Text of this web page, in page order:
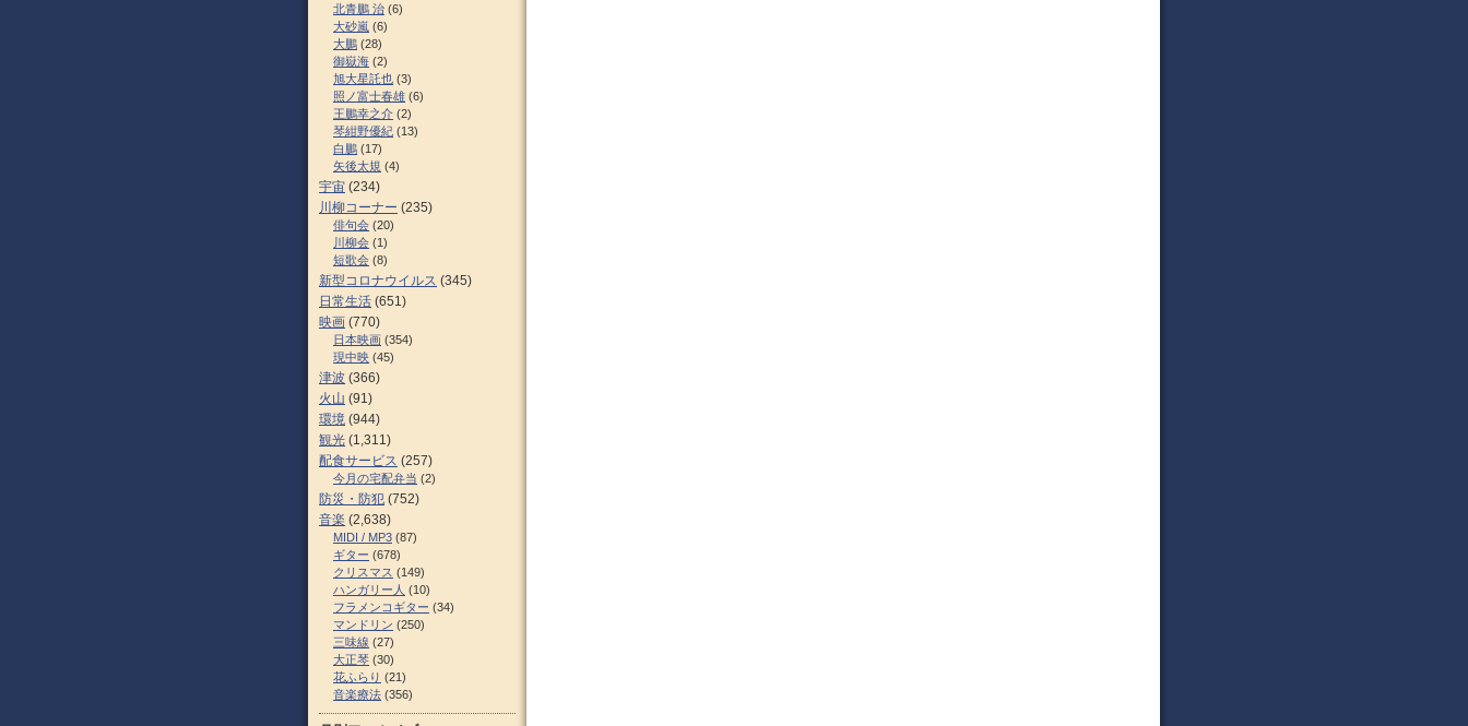
北青鵬 治 (6)
大砂嵐 (6)
大鵬 (28)
御嶽海 (2)
旭大星託也 (3)
照ノ富士春雄 (6)
王鵬幸之介 (2)
琴紺野優紀 (13)
白鵬 (17)
矢後太規 (4)
宇宙 (234)
川柳コーナー (235)
俳句会 (20)
川柳会 (1)
短歌会 (8)
新型コロナウイルス (345)
日常生活 (651)
映画 (770)
日本映画 (354)
現中映 (45)
津波 (366)
火山 (91)
環境 (944)
観光 (1,311)
配食サービス (257)
今月の宅配弁当 (2)
防災・防犯 (752)
音楽 (2,638)
MIDI / MP3 (87)
ギター (678)
クリスマス (149)
ハンガリー人 (10)
フラメンコギター (34)
マンドリン (250)
三味線 (27)
大正琴 (30)
花ふらり (21)
音楽療法 (356)